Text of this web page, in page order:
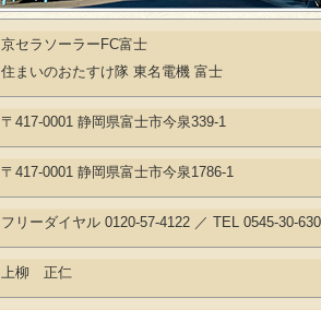
京セラソーラーFC富士
住まいのおたすけ隊 東名電機 富士
〒417-0001 静岡県富士市今泉339-1
〒417-0001 静岡県富士市今泉1786-1
フリーダイヤル 0120-57-4122 ／ TEL 0545-30-
上柳 正仁